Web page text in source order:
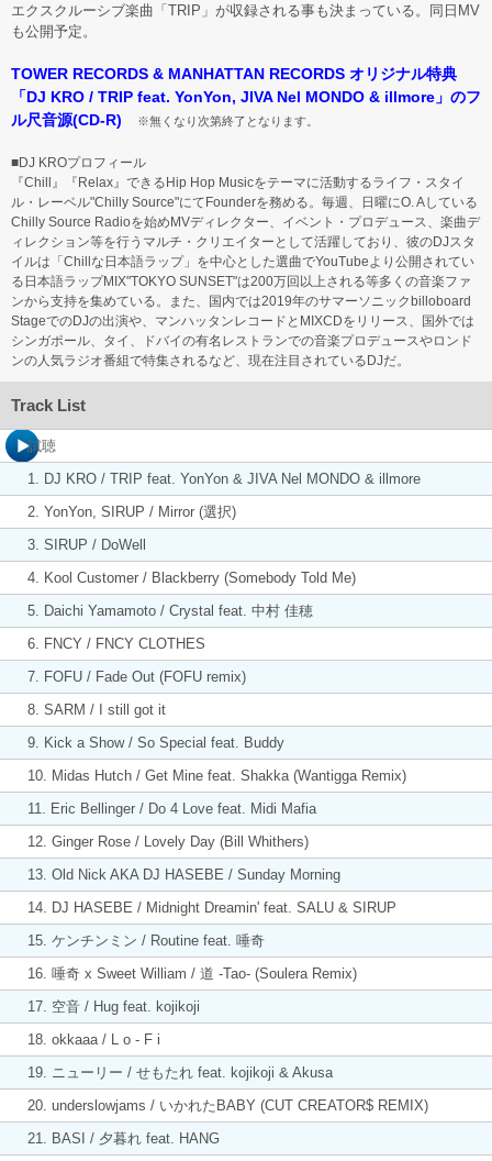
エクスクルーシブ楽曲「TRIP」が収録される事も決まっている。同日MV
も公開予定。
TOWER RECORDS & MANHATTAN RECORDS オリジナル特典
「DJ KRO / TRIP feat. YonYon, JIVA Nel MONDO & illmore」のフ
ル尺音源(CD-R)
※無くなり次第終了となります。
■DJ KROプロフィール
『Chill』『Relax』できるHip Hop Musicをテーマに活動するライフ・スタイ
ル・レーベル"Chilly Source"にてFounderを務める。毎週、日曜にO. Aしている
Chilly Source Radioを始めMVディレクター、イベント・プロデュース、楽曲デ
ィレクション等を行うマルチ・クリエイターとして活躍しており、彼のDJスタ
イルは「Chillな日本語ラップ」を中心とした選曲でYouTubeより公開されてい
る日本語ラップMIX"TOKYO SUNSET"は200万回以上される等多くの音楽ファ
ンから支持を集めている。また、国内では2019年のサマーソニックbilloboard
StageでのDJの出演や、マンハッタンレコードとMIXCDをリリース、国外では
シンガポール、タイ、ドバイの有名レストランでの音楽プロデュースやロンド
ンの人気ラジオ番組で特集されるなど、現在注目されているDJだ。
Track List
試聴
1. DJ KRO / TRIP feat. YonYon & JIVA Nel MONDO & illmore
2. YonYon, SIRUP / Mirror (選択)
3. SIRUP / DoWell
4. Kool Customer / Blackberry (Somebody Told Me)
5. Daichi Yamamoto / Crystal feat. 中村 佳穂
6. FNCY / FNCY CLOTHES
7. FOFU / Fade Out (FOFU remix)
8. SARM / I still got it
9. Kick a Show / So Special feat. Buddy
10. Midas Hutch / Get Mine feat. Shakka (Wantigga Remix)
11. Eric Bellinger / Do 4 Love feat. Midi Mafia
12. Ginger Rose / Lovely Day (Bill Whithers)
13. Old Nick AKA DJ HASEBE / Sunday Morning
14. DJ HASEBE / Midnight Dreamin' feat. SALU & SIRUP
15. ケンチンミン / Routine feat. 唾奇
16. 唾奇 x Sweet William / 道 -Tao- (Soulera Remix)
17. 空音 / Hug feat. kojikoji
18. okkaaa / L o - F i
19. ニューリー / せもたれ feat. kojikoji & Akusa
20. underslowjams / いかれたBABY (CUT CREATOR$ REMIX)
21. BASI / 夕暮れ feat. HANG